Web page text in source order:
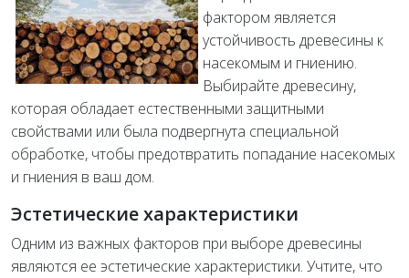
фактором является
устойчивость древесины к
насекомым и гниению.
Выбирайте древесину,
которая обладает естественными защитными
свойствами или была подвергнута специальной
обработке, чтобы предотвратить попадание насекомых
и гниения в ваш дом.
Эстетические характеристики
Одним из важных факторов при выборе древесины
являются ее эстетические характеристики. Учтите, что